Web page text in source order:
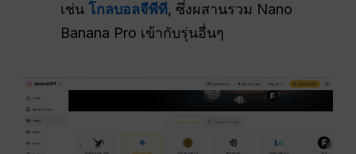
เช่น โกลบอลจีพีที, ซึ่งผสานรวม Nano
Banana Pro เข้ากับรุ่นอื่นๆ